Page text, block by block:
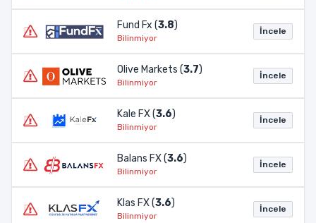
Fund Fx (3.8)
Bilinmiyor
İncele
Olive Markets (3.7)
Bilinmiyor
İncele
Kale FX (3.6)
Bilinmiyor
İncele
Balans FX (3.6)
Bilinmiyor
İncele
Klas FX (3.6)
Bilinmiyor
İncele